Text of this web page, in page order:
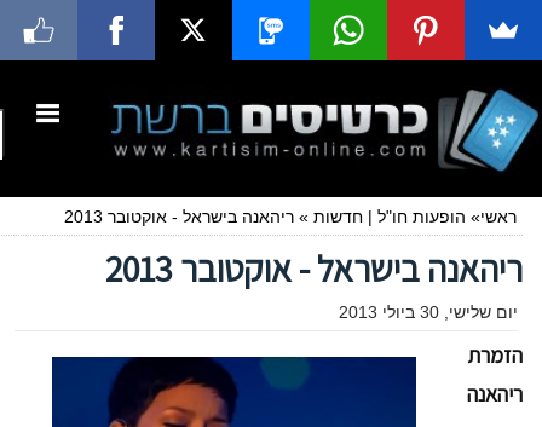
ראשי» הופעות חו"ל | חדשות » ריהאנה בישראל - אוקטובר 2013
ריהאנה בישראל - אוקטובר 2013
יום שלישי, 30 ביולי 2013
הזמרת
ריהאנה